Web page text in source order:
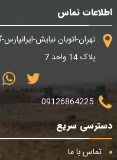
اطلاعات تماس
تهران-اتوبان نیایش-
پلاک 14 واحد 7
09126864225
دسترسی سریع
تماس با ما